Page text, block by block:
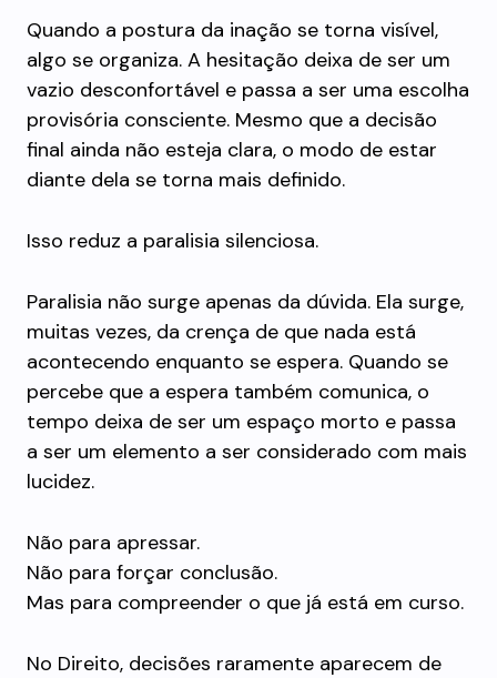
Quando a postura da inação se torna visível,
algo se organiza. A hesitação deixa de ser um
vazio desconfortável e passa a ser uma escolha
provisória consciente. Mesmo que a decisão
final ainda não esteja clara, o modo de estar
diante dela se torna mais definido.
Isso reduz a paralisia silenciosa.
Paralisia não surge apenas da dúvida. Ela surge,
muitas vezes, da crença de que nada está
acontecendo enquanto se espera. Quando se
percebe que a espera também comunica, o
tempo deixa de ser um espaço morto e passa
a ser um elemento a ser considerado com mais
lucidez.
Não para apressar.
Não para forçar conclusão.
Mas para compreender o que já está em curso.
No Direito, decisões raramente aparecem de